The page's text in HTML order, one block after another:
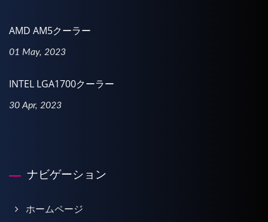
AMD AM5クーラー
01 May, 2023
INTEL LGA1700クーラー
30 Apr, 2023
ナビゲーション
ホームページ